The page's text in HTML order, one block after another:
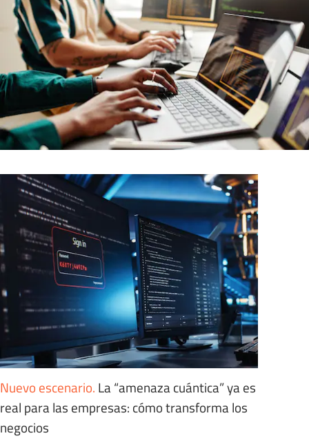
Nuevo escenario. La “amenaza cuántica” ya es
real para las empresas: cómo transforma los
negocios